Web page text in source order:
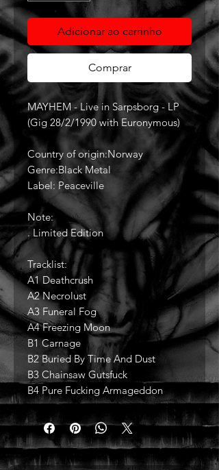
Adicionar ao carrinho
Comprar
MAYHEM - Live in Sarpsborg - LP
(Gig 28/2/1990 with Euronymous)
Country of origin:Norway
Genre:Black Metal
Label: Peaceville
Note:
. Limited Edition
Tracklist:
A1 Deathcrush
A2 Necrolust
A3 Funeral Fog
A4 Freezing Moon
B1 Carnage
B2 Buried By Time And Dust
B3 Chainsaw Gutsfuck
B4 Pure Fucking Armageddon